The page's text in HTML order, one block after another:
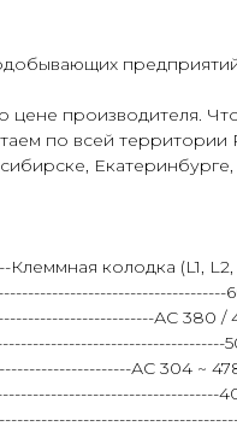
производителя.
по всей
колодка (L1, L2,
АС 380 /
АС 304 ~